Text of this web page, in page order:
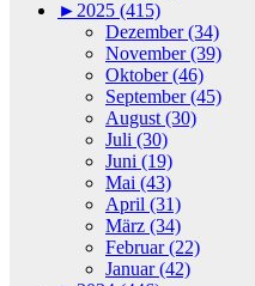
► 2025 (415)
Dezember (34)
November (39)
Oktober (46)
September (45)
August (30)
Juli (30)
Juni (19)
Mai (43)
April (31)
März (34)
Februar (22)
Januar (42)